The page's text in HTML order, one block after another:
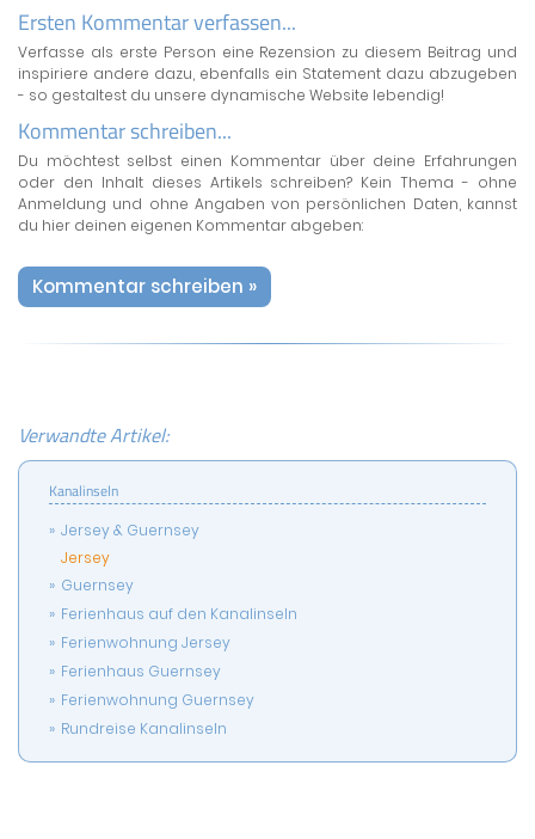
Ersten Kommentar verfassen...
Verfasse als erste Person eine Rezension zu diesem Beitrag und
inspiriere andere dazu, ebenfalls ein Statement dazu abzugeben
- so gestaltest du unsere dynamische Website lebendig!
Kommentar schreiben...
Du möchtest selbst einen Kommentar über deine Erfahrungen
oder den Inhalt dieses Artikels schreiben? Kein Thema - ohne
Anmeldung und ohne Angaben von persönlichen Daten, kannst
du hier deinen eigenen Kommentar abgeben:
Kommentar schreiben »
Verwandte Artikel:
Kanalinseln
Jersey & Guernsey
Jersey
Guernsey
Ferienhaus auf den Kanalinseln
Ferienwohnung Jersey
Ferienhaus Guernsey
Ferienwohnung Guernsey
Rundreise Kanalinseln